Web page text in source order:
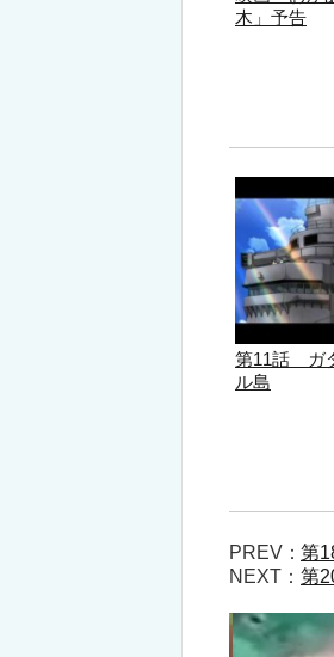
木」予告
第11話 ガ
ル島
PREV：第
NEXT： 第